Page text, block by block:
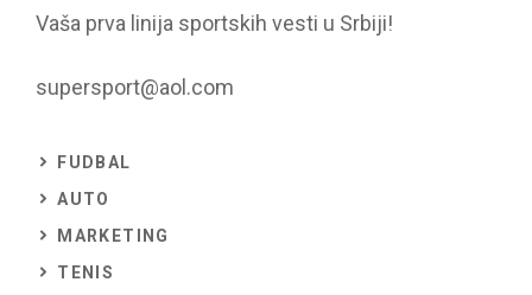
Vaša prva linija sportskih vesti u Srbiji!
supersport@aol.com
FUDBAL
AUTO
MARKETING
TENIS